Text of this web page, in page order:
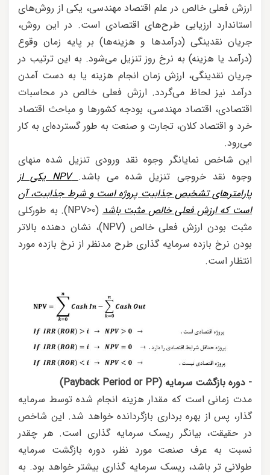
ارزش فعلی خالص در علم اقتصاد مهندسی، یکی از روش‌های
استاندارد ارزیابی طرح‌های اقتصادی است. در این روش،
جریان نقدینگی (درآمدها و هزینه‌ها) بر پایه زمان وقوع
(درآمد یا هزینه) به نرخ روز تنزیل می‌شود. به این ترتیب در
جریان نقدینگی، ارزش زمان انجام هزینه یا به دست آمدن
درآمد نیز لحاظ می‌گردد. ارزش فعلی خالص در محاسبات
اقتصادی، اقتصاد مهندسی، بودجه کشورها و مباحث اقتصاد
خرد و اقتصاد کلان، تجارت و صنعت به طور گسترده‌ای به کار
می‌رود.
این شاخص نمایانگر وجوه نقد ورودی تنزیل شده منهای
وجوه نقد خروجی تنزیل شده می باشد.
NPV یکی از
پارامترهای تشخیص جذابیت پروژه است و شرط جذابیت، آن
است که ارزش فعلی خالص مثبت باشد
(NPV>0). به طورکلی
مثبت بودن ارزش فعلی خالص (NPV)، نشان دهنده بالاتر
بودن نرخ بازده سرمایه گذاری طرح مدنظر از نرخ بازده مورد
انتظار است.
- دوره بازگشت سرمایه (Payback Period or PP)
مدت زمانی است که مقدار هزینه انجام شده توسط سرمایه
گذار، پس از بهره برداری بازگردانده خواهد شد. این شاخص
در حقیقت، بیانگر ریسک سرمایه گذاری است. هر چقدر
نسبت به عرف صنعت مورد نظر، دوره بازگشت سرمایه
طولانی تر باشد، ریسک سرمایه گذاری بیشتر خواهد بود. به